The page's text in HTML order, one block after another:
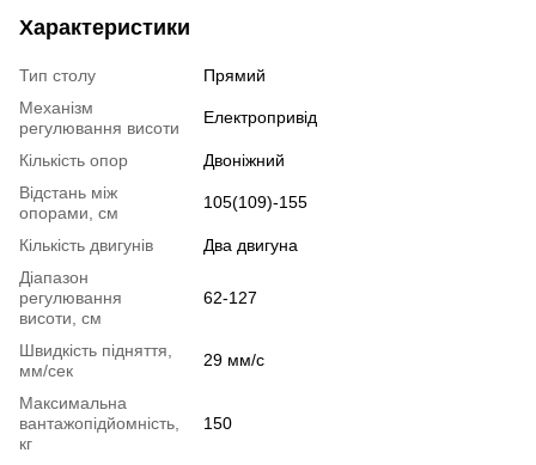
Характеристики
Тип столу
Прямий
Механізм
регулювання висоти
Електропривід
Кількість опор
Двоніжний
Відстань між
опорами, см
105(109)-155
Кількість двигунів
Два двигуна
Діапазон
регулювання
висоти, см
62-127
Швидкість підняття,
мм/сек
29 мм/с
Максимальна
вантажопідйомність,
кг
150